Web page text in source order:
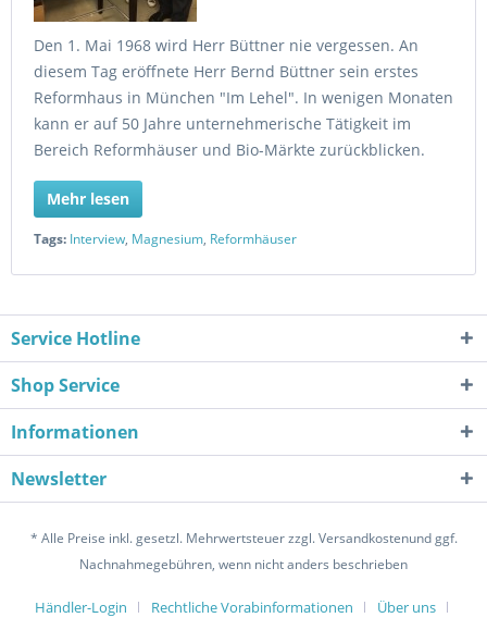
Den 1. Mai 1968 wird Herr Büttner nie vergessen. An
diesem Tag eröffnete Herr Bernd Büttner sein erstes
Reformhaus in München "Im Lehel". In wenigen Monaten
kann er auf 50 Jahre unternehmerische Tätigkeit im
Bereich Reformhäuser und Bio-Märkte zurückblicken.
Mehr lesen
Tags: Interview, Magnesium, Reformhäuser
Service Hotline
Shop Service
Informationen
Newsletter
* Alle Preise inkl. gesetzl. Mehrwertsteuer zzgl. Versandkostenund ggf.
Nachnahmegebühren, wenn nicht anders beschrieben
Händler-Login Rechtliche Vorabinformationen Über uns